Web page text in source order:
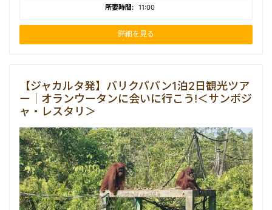
所要時間: 11:00
詳細を見る
【ジャカルタ発】バリクパパン1泊2日観光ツア
ー｜オランウータンに会いに行こう!＜サンボジ
ャ・レスタリ＞